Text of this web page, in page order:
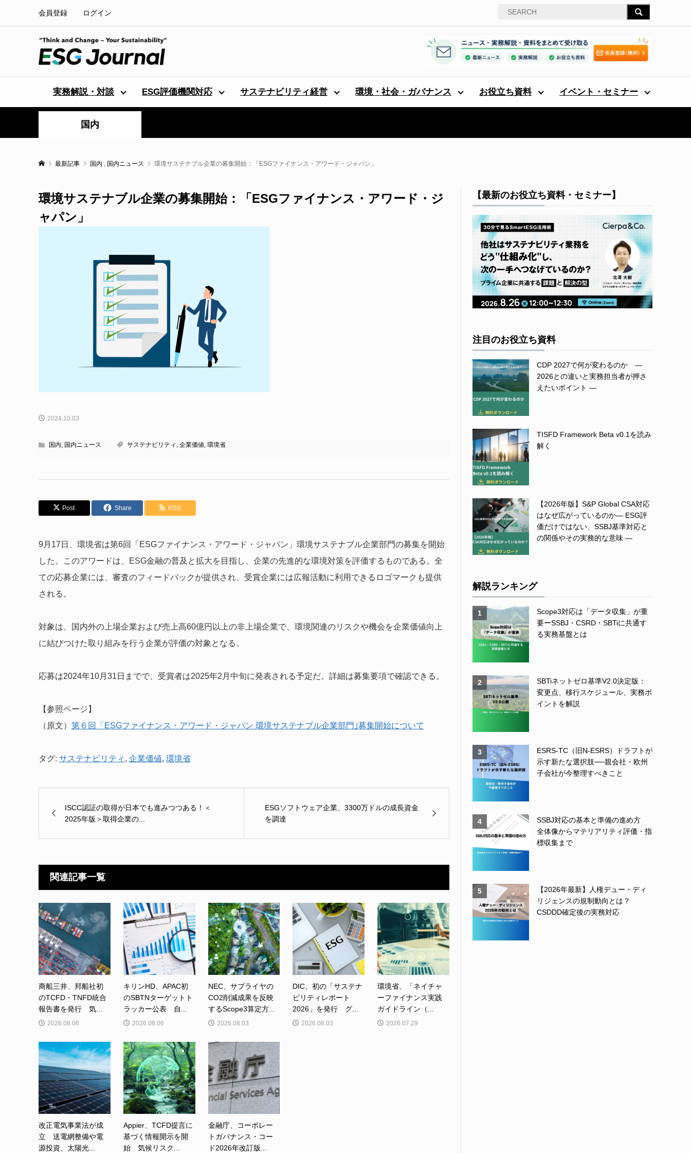
会員登録 ログイン
実務解説・対談 ESG評価機関対応 サステナビリティ経営 環境・社会・ガバナンス お役立ち資料 イベント・セミナー
国内
最新記事 国内 , 国内ニュース 環境サステナブル企業の募集開始：「ESGファイナンス・アワード・ジャパン」
環境サステナブル企業の募集開始：「ESGファイナンス・アワード・ジ
ャパン」
2024.10.03
国内, 国内ニュース サステナビリティ , 企業価値, 環境省
Post Share RSS
9月17日、環境省は第6回「ESGファイナンス・アワード・ジャパン」環境サステナブル企業部門の募集を開始
した。このアワードは、ESG金融の普及と拡大を目指し、企業の先進的な環境対策を評価するものである。全
ての応募企業には、審査のフィードバックが提供され、受賞企業には広報活動に利用できるロゴマークも提供
される。
対象は、国内外の上場企業および売上高60億円以上の非上場企業で、環境関連のリスクや機会を企業価値向上
に結びつけた取り組みを行う企業が評価の対象となる。
応募は2024年10月31日までで、受賞者は2025年2月中旬に発表される予定だ。詳細は募集要項で確認できる。
【参照ページ】
（原文） 第６回「ESGファイナンス・アワード・ジャパン 環境サステナブル企業部門｣募集開始について
タグ: サステナビリティ , 企業価値, 環境省
ISCC認証の取得が日本でも進みつつある！＜
2025年版＞取得企業の...
ESGソフトウェア企業、3300万ドルの成長資金
を調達
関連記事一覧
商船三井、邦船社初
のTCFD・TNFD統合
報告書を発行 気...
2026.08.06
キリンHD、APAC初
のSBTNターゲットト
ラッカー公表 自...
2026.08.06
NEC、サプライヤの
CO2削減成果を反映
するScope3算定方...
2026.08.03
DIC、初の「サステナ
ビリティレポート
2026」を発行 グ...
2026.08.03
環境省、「ネイチャ
ーファイナンス実践
ガイドライン（...
2026.07.29
改正電気事業法が成
立 送電網整備や電
源投資、太陽光...
Appier、TCFD提言に
基づく情報開示を開
始 気候リスク...
金融庁、コーポレー
トガバナンス・コー
ド2026年改訂版...
【最新のお役立ち資料・セミナー】
注目のお役立ち資料
CDP 2027で何が変わるのか ―
2026との違いと実務担当者が押さ
えたいポイント ―
TISFD Framework Beta v0.1を読み
解く
【2026年版】S&P Global CSA対応
はなぜ広がっているのか― ESG評
価だけではない、SSBJ基準対応と
の関係やその実務的な意味 ―
解説ランキング
1
Scope3対応は「データ収集」が重
要ーSSBJ・CSRD・SBTiに共通す
る実務基盤とは
2
SBTiネットゼロ基準V2.0決定版：
変更点、移行スケジュール、実務ポ
イントを解説
3
ESRS-TC（旧N-ESRS）ドラフトが
示す新たな選択肢──親会社・欧州
子会社が今整理すべきこと
4
SSBJ対応の基本と準備の進め方
全体像からマテリアリティ評価・指
標収集まで
5
【2026年最新】人権デュー・ディ
リジェンスの規制動向とは？
CSDDD確定後の実務対応